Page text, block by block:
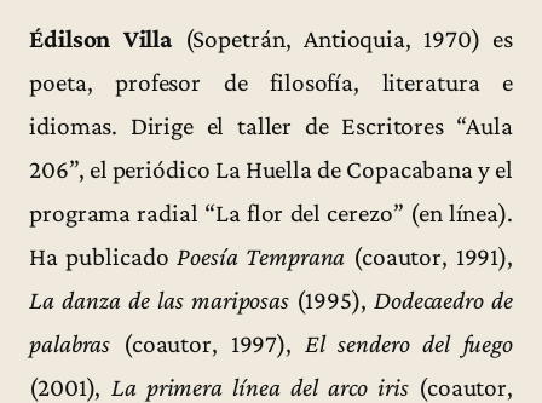
Édilson Villa(Sopetrán, Antioquia, 1970) es
poeta, profesor de filosofía, literatura e
idiomas. Dirige el taller de Escritores “Aula
206”, el periódico La Huella de Copacabana y el
programa radial “La flor del cerezo” (en línea).
Ha publicado Poesía Temprana (coautor, 1991),
La danza de las mariposas (1995), Dodecaedro de
palabras (coautor, 1997), El sendero del fuego
(2001), La primera línea del arco iris(coautor,